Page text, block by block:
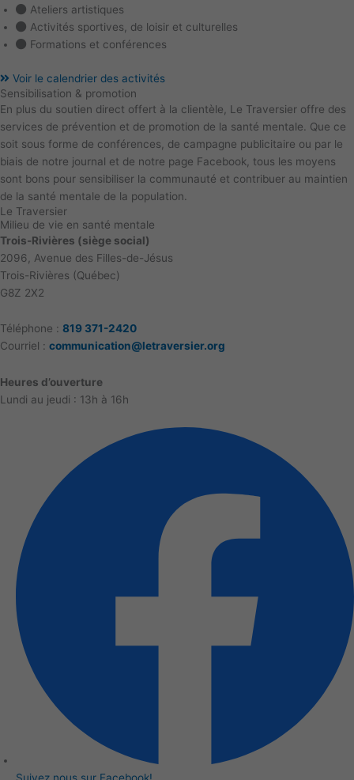
Ateliers artistiques
Activités sportives, de loisir et culturelles
Formations et conférences
Voir le calendrier des activités
Sensibilisation & promotion
En plus du soutien direct offert à la clientèle, Le Traversier offre des
services de prévention et de promotion de la santé mentale. Que ce
soit sous forme de conférences, de campagne publicitaire ou par le
biais de notre journal et de notre page Facebook, tous les moyens
sont bons pour sensibiliser la communauté et contribuer au maintien
de la santé mentale de la population.
Le Traversier
Milieu de vie en santé mentale
Trois-Rivières (siège social)
2096, Avenue des Filles-de-Jésus
Trois-Rivières (Québec)
G8Z 2X2
Téléphone : 819 371-2420
Courriel : communication@letraversier.org
Heures d’ouverture
Lundi au jeudi : 13h à 16h
Suivez nous sur Facebook!